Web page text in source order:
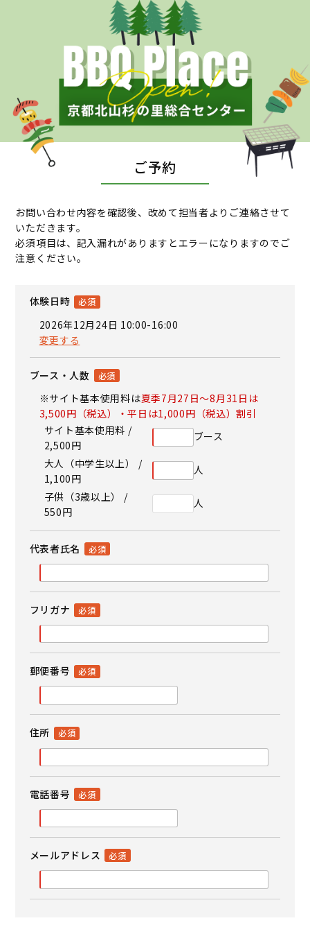
ご予約
お問い合わせ内容を確認後、改めて担当者よりご連絡させて
いただきます。
必須項目は、記入漏れがありますとエラーになりますのでご
注意ください。
体験日時
2026年12月24日 10:00-16:00
変更する
ブース・人数
※サイト基本使用料は夏季7月27日～8月31日は
3,500円（税込）・平日は1,000円（税込）割引
サイト基本使用料 /
2,500円
ブース
大人（中学生以上） /
1,100円
人
子供（3歳以上） /
550円
人
代表者氏名
フリガナ
郵便番号
住所
電話番号
メールアドレス